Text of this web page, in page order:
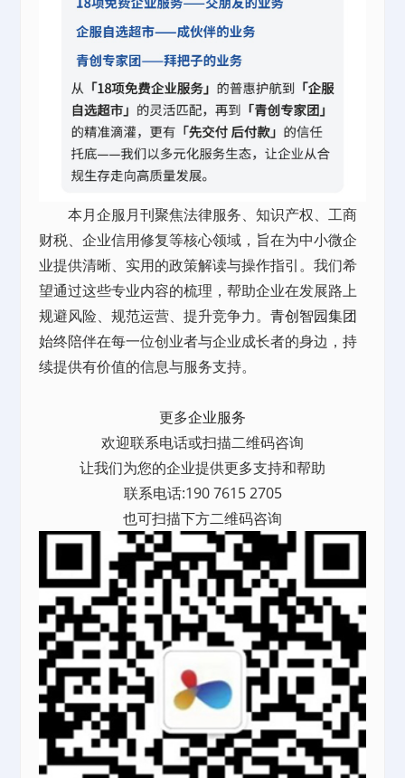
本月企服月刊聚焦法律服务、知识产权、工商
财税、企业信用修复等核心领域，旨在为中小微企
业提供清晰、实用的政策解读与操作指引。我们希
望通过这些专业内容的梳理，帮助企业在发展路上
规避风险、规范运营、提升竞争力。青创智园集团
始终陪伴在每一位创业者与企业成长者的身边，持
续提供有价值的信息与服务支持。
更多企业服务
欢迎联系电话或扫描二维码咨询
让我们为您的企业提供更多支持和帮助
联系电话:190 7615 2705
也可扫描下方二维码咨询